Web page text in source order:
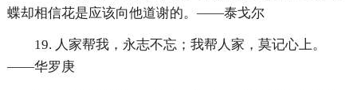
蝶却相信花是应该向他道谢的。——泰戈尔
19. 人家帮我，永志不忘；我帮人家，莫记心上。
——华罗庚